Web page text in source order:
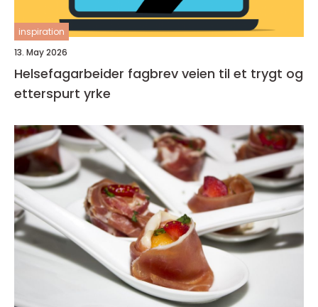
inspiration
13. May 2026
Helsefagarbeider fagbrev veien til et trygt og
etterspurt yrke